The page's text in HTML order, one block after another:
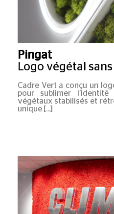
Pingat
Logo végétal
Cadre Vert a conçu un
pour sublimer
végétaux stabilisés et
unique